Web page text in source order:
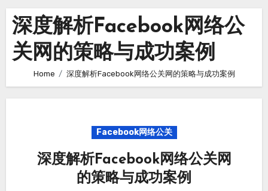
深度解析Facebook网络公
关网的策略与成功案例
Home 深度解析Facebook网络公关网的策略与成功案例
Facebook网络公关
深度解析Facebook网络公关网
的策略与成功案例